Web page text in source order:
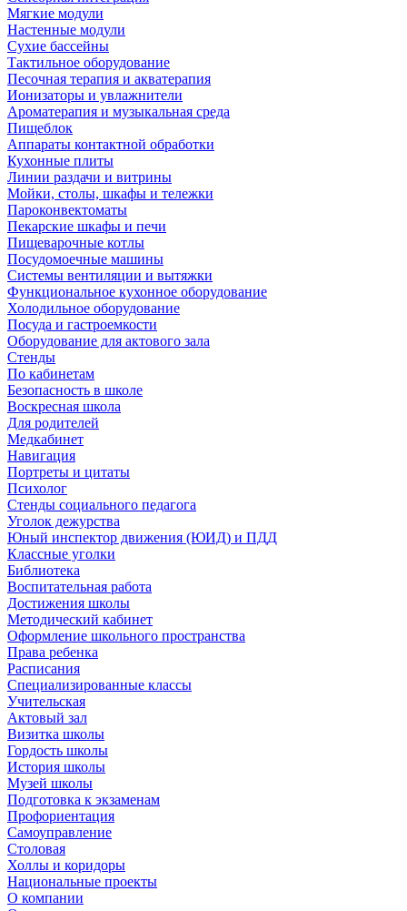
Мягкие модули
Настенные модули
Сухие бассейны
Тактильное оборудование
Песочная терапия и акватерапия
Ионизаторы и увлажнители
Ароматерапия и музыкальная среда
Пищеблок
Аппараты контактной обработки
Кухонные плиты
Линии раздачи и витрины
Мойки, столы, шкафы и тележки
Пароконвектоматы
Пекарские шкафы и печи
Пищеварочные котлы
Посудомоечные машины
Системы вентиляции и вытяжки
Функциональное кухонное оборудование
Холодильное оборудование
Посуда и гастроемкости
Оборудование для актового зала
Стенды
По кабинетам
Безопасность в школе
Воскресная школа
Для родителей
Медкабинет
Навигация
Портреты и цитаты
Психолог
Стенды социального педагога
Уголок дежурства
Юный инспектор движения (ЮИД) и ПДД
Классные уголки
Библиотека
Воспитательная работа
Достижения школы
Методический кабинет
Оформление школьного пространства
Права ребенка
Расписания
Специализированные классы
Учительская
Актовый зал
Визитка школы
Гордость школы
История школы
Музей школы
Подготовка к экзаменам
Профориентация
Самоуправление
Столовая
Холлы и коридоры
Национальные проекты
О компании